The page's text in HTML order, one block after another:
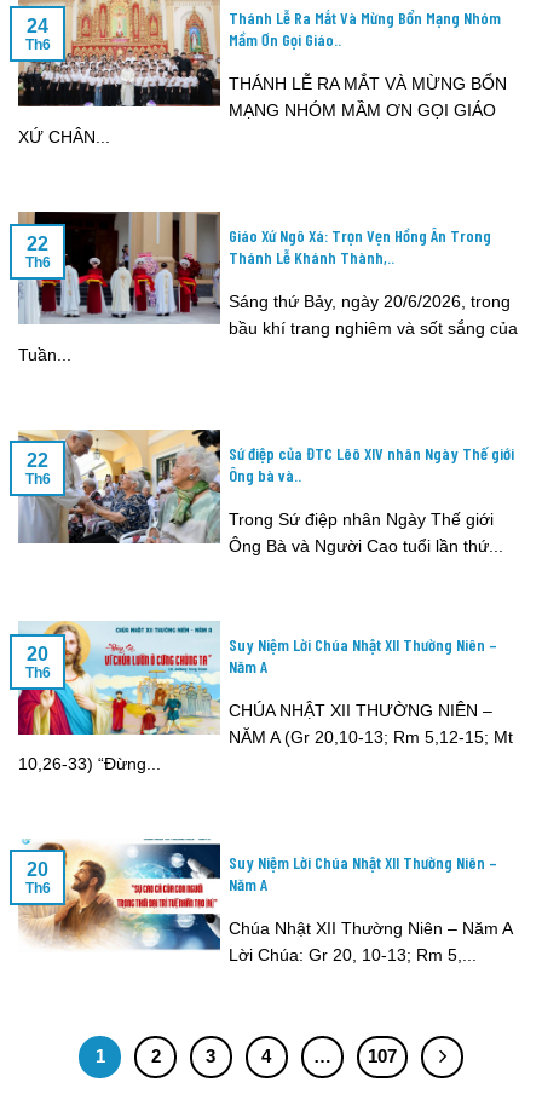
Thánh Lễ Ra Mắt Và Mừng Bổn Mạng Nhóm
Mầm Ơn Gọi Giáo..
THÁNH LỄ RA MẮT VÀ MỪNG BỔN
MẠNG NHÓM MẦM ƠN GỌI GIÁO
XỨ CHÂN...
24
Th6
Giáo Xứ Ngô Xá: Trọn Vẹn Hồng Ân Trong
Thánh Lễ Khánh Thành,..
Sáng thứ Bảy, ngày 20/6/2026, trong
bầu khí trang nghiêm và sốt sắng của
Tuần...
22
Th6
Sứ điệp của ĐTC Lêô XIV nhân Ngày Thế giới
Ông bà và..
Trong Sứ điệp nhân Ngày Thế giới
Ông Bà và Người Cao tuổi lần thứ...
22
Th6
Suy Niệm Lời Chúa Nhật XII Thường Niên –
Năm A
CHÚA NHẬT XII THƯỜNG NIÊN –
NĂM A (Gr 20,10-13; Rm 5,12-15; Mt
10,26-33) “Đừng...
20
Th6
Suy Niệm Lời Chúa Nhật XII Thường Niên –
Năm A
Chúa Nhật XII Thường Niên – Năm A
Lời Chúa: Gr 20, 10-13; Rm 5,...
20
Th6
1 2 3 4 … 107